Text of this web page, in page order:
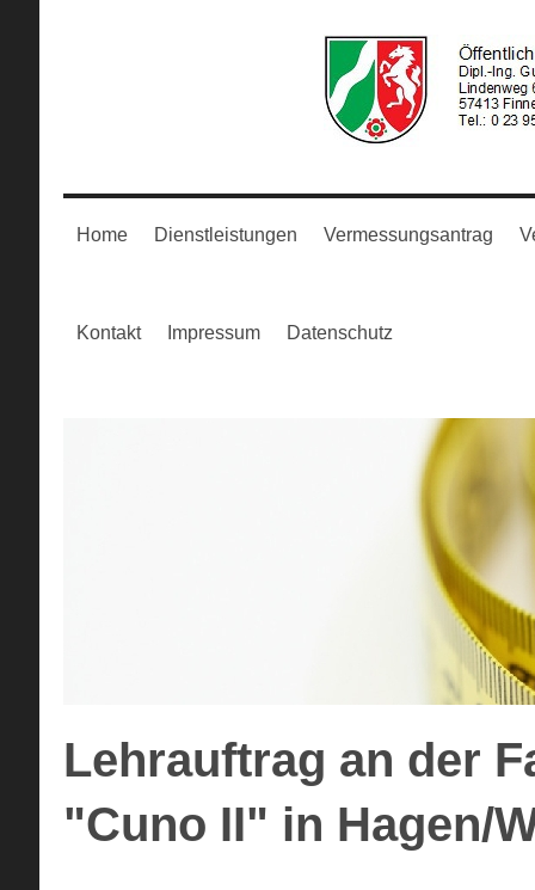
Home Dienstleistungen Vermessungsantrag
Kontakt Impressum Datenschutz
Lehrauftrag an der
"Cuno II" in Hagen/